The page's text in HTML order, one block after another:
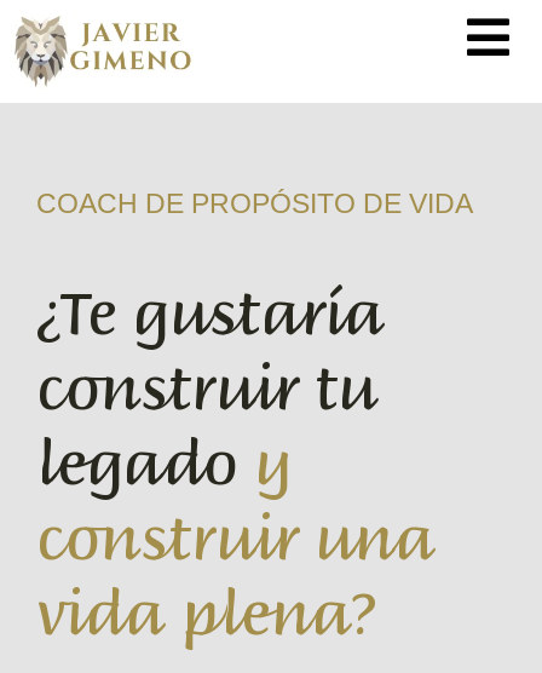
COACH DE PROPÓSITO DE VIDA
¿Te gustaría
construir tu
legado y
construir una
vida plena?